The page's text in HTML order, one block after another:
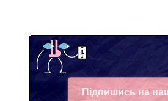
Підпишись на